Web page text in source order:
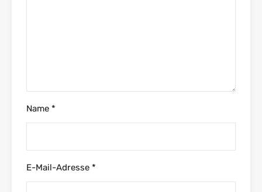
Name *
E-Mail-Adresse *